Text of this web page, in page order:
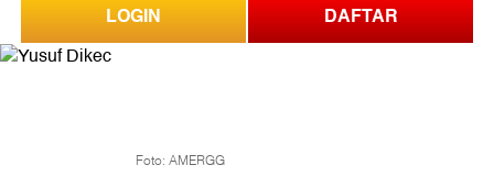
LOGIN DAFTAR
Foto: AMERGG